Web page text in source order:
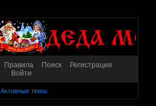
Правила Поиск
Регистрация
Войти
Активные темы